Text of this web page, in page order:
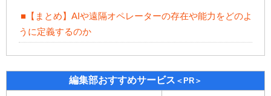
■【まとめ】AIや遠隔オペレーターの存在や能力をどのよ
うに定義するのか
編集部おすすめサービス ＜PR＞